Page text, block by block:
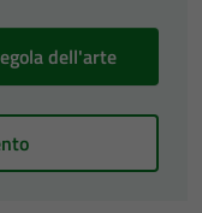
dell'arte